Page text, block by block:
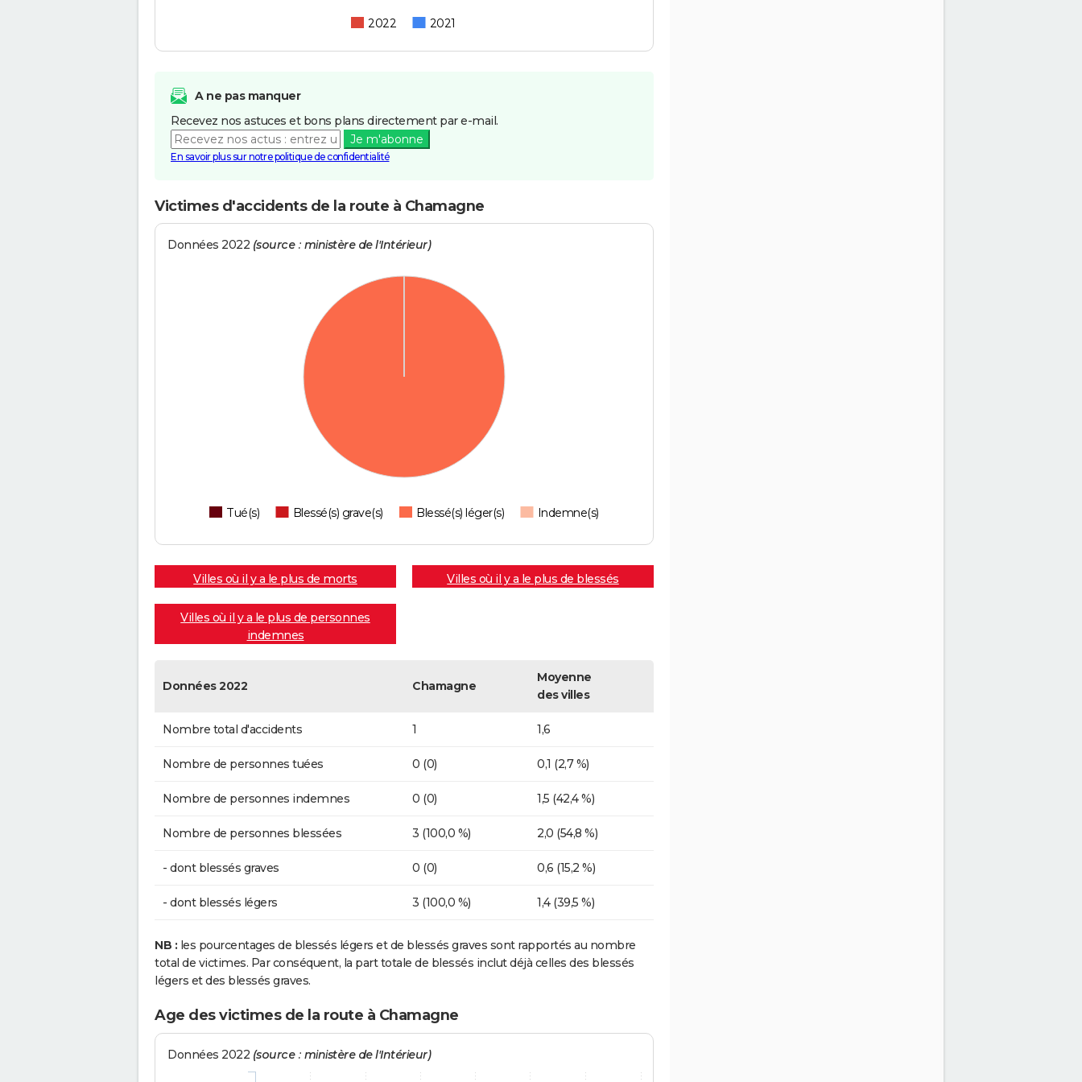
2022 2021
A ne pas manquer
Recevez nos astuces et bons plans directement par e-mail.
Je m'abonne
En savoir plus sur notre politique de confidentialité
Victimes d'accidents de la route à Chamagne
Données 2022 (source : ministère de l'Intérieur)
Tué(s) Blessé(s) grave(s) Blessé(s) léger(s) Indemne(s)
Villes où il y a le plus de morts Villes où il y a le plus de blessés
Villes où il y a le plus de personnes
indemnes
Données 2022 Chamagne
Moyenne
des villes
Nombre total d'accidents 1 1,6
Nombre de personnes tuées 0 (0) 0,1 (2,7 %)
Nombre de personnes indemnes 0 (0) 1,5 (42,4 %)
Nombre de personnes blessées 3 (100,0 %) 2,0 (54,8 %)
- dont blessés graves 0 (0) 0,6 (15,2 %)
- dont blessés légers 3 (100,0 %) 1,4 (39,5 %)
NB : les pourcentages de blessés légers et de blessés graves sont rapportés au nombre
total de victimes. Par conséquent, la part totale de blessés inclut déjà celles des blessés
légers et des blessés graves.
Age des victimes de la route à Chamagne
Données 2022 (source : ministère de l'Intérieur)